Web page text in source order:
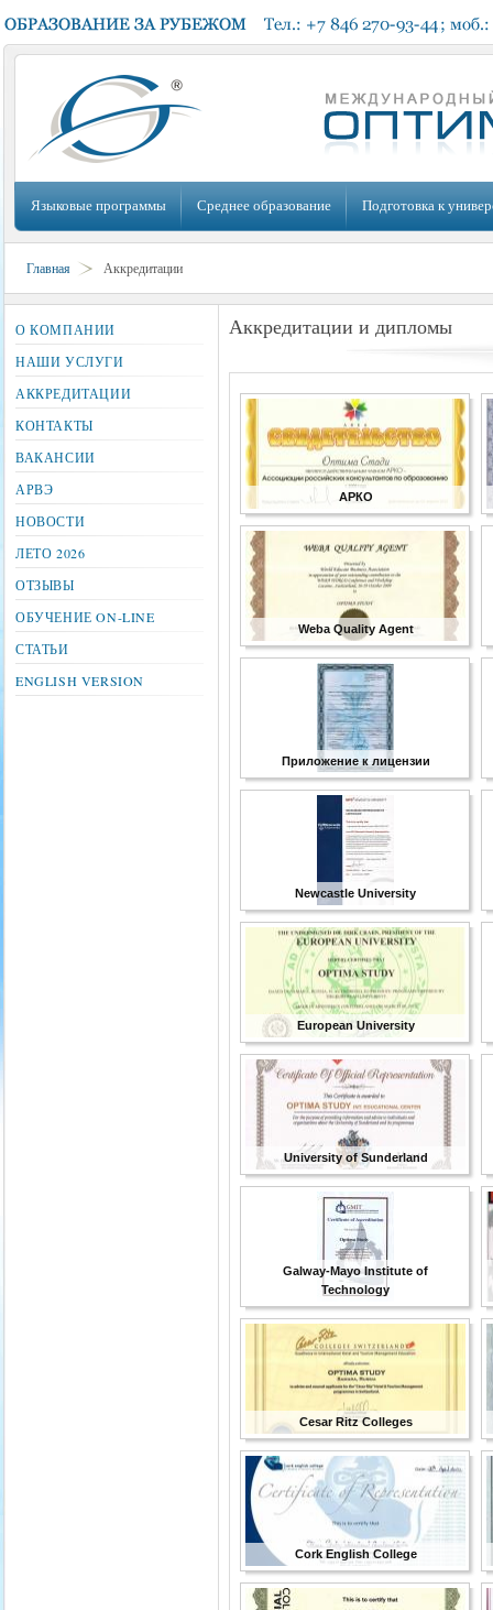
Языковые программы Среднее образование Подготовка к
Главная Аккредитации
Аккредитации и дипломы
АРКО
Weba Quality Agent
Приложение к лицензии
Newcastle University
European University
University of Sunderland
Galway-Mayo Institute of
Technology
Cesar Ritz Colleges
Cork English College
О КОМПАНИИ
НАШИ УСЛУГИ
АККРЕДИТАЦИИ
КОНТАКТЫ
ВАКАНСИИ
АРВЭ
НОВОСТИ
ЛЕТО 2026
ОТЗЫВЫ
ОБУЧЕНИЕ ON-LINE
СТАТЬИ
ENGLISH VERSION